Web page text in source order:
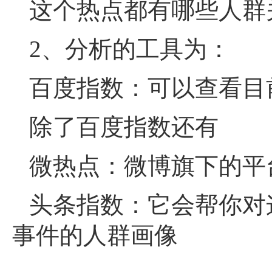
这个热点都有哪些人群
2、分析的工具为：
百度指数：可以查看
除了百度指数还有
微热点：微博旗下的
头条指数：它会帮你
事件的人群画像